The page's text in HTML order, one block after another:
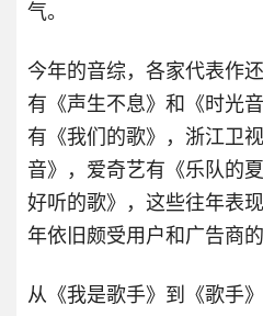
气。
今年的音综，各家代表作
有《声生不息》和《时光
有《我们的歌》，浙江卫
音》，爱奇艺有《乐队的
好听的歌》，这些往年表
年依旧颇受用户和广告商的
从《我是歌手》到《歌手